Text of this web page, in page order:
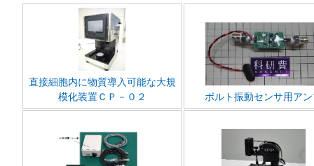
直接細胞内に物質導入可能な大規
模化装置ＣＰ－０２
ボルト振動センサ用ア